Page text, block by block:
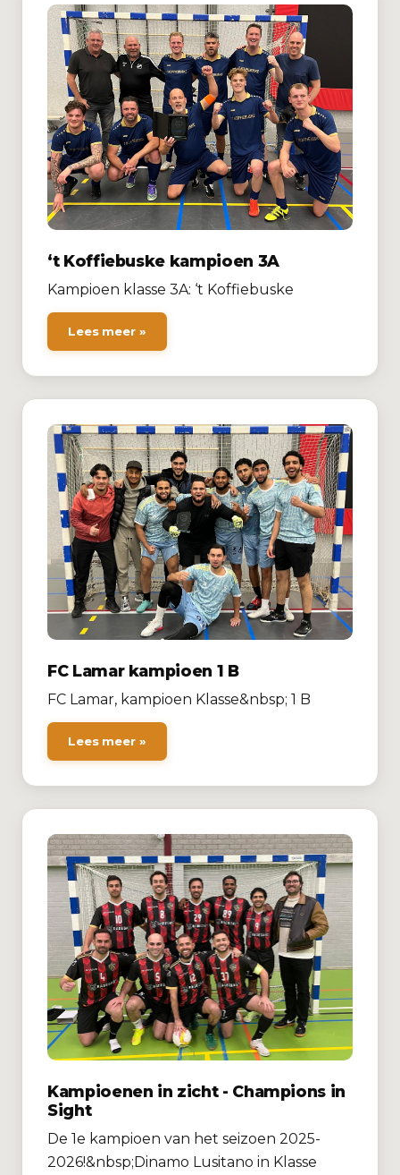
‘t Koffiebuske kampioen 3A
Kampioen klasse 3A: ‘t Koffiebuske
Lees meer »
FC Lamar kampioen 1 B
FC Lamar, kampioen Klasse&nbsp; 1 B
Lees meer »
Kampioenen in zicht - Champions in
Sight
De 1e kampioen van het seizoen 2025-
2026!&nbsp;Dinamo Lusitano in Klasse